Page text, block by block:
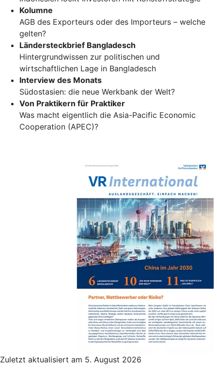
Kolumne
AGB des Exporteurs oder des Importeurs – welche
gelten?
Ländersteckbrief Bangladesch
Hintergrundwissen zur politischen und
wirtschaftlichen Lage in Bangladesch
Interview des Monats
Südostasien: die neue Werkbank der Welt?
Von Praktikern für Praktiker
Was macht eigentlich die Asia-Pacific Economic
Cooperation (APEC)?
Zuletzt aktualisiert am 5. August 2026